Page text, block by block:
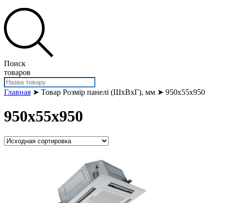
Поиск
товаров
Главная ➤ Товар Розмір панелі (ШхВхГ), мм ➤ 950x55x950
950x55x950